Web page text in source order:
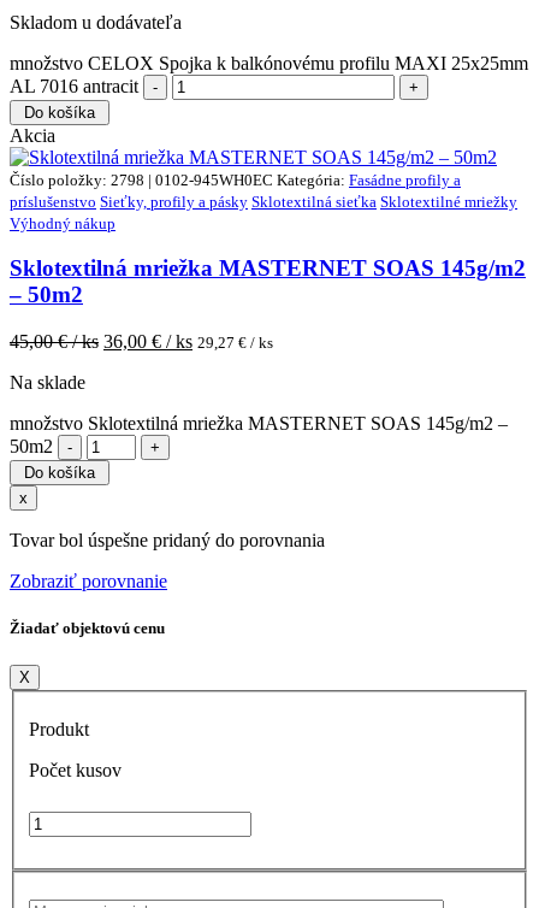
Skladom u dodávateľa
množstvo CELOX Spojka k balkónovému profilu MAXI 25x25mm
AL 7016 antracit
Do košíka
Akcia
Číslo položky: 2798 | 0102-945WH0EC Kategória: Fasádne profily a
príslušenstvo Sieťky, profily a pásky Sklotextilná sieťka Sklotextilné mriežky
Výhodný nákup
Sklotextilná mriežka MASTERNET SOAS 145g/m2
– 50m2
45,00€ / ks 36,00 € / ks 29,27 € / ks
Na sklade
množstvo Sklotextilná mriežka MASTERNET SOAS 145g/m2 –
50m2
Do košíka
x
Tovar bol úspešne pridaný do porovnania
Zobraziť porovnanie
Žiadať objektovú cenu
X
Produkt
Počet kusov